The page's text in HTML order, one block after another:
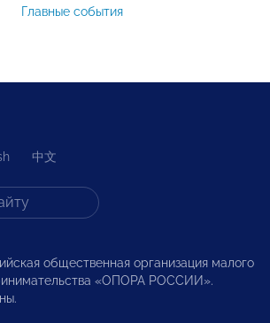
Главные события
中文
общественная организация малого
«ОПОРА РОССИИ».